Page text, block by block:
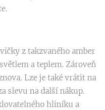
z takzvaného amber
a teplem. Zároveň
Lze je také vrátit na
slevu na další nákup.
hliníku a